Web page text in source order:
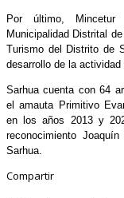
Por último,
Municipalidad Distrital
Turismo del Distrito de
desarrollo de la
Sarhua cuenta con 64
el amauta Primitivo
en los años 2013 y
reconocimiento
Sarhua.
Compartir